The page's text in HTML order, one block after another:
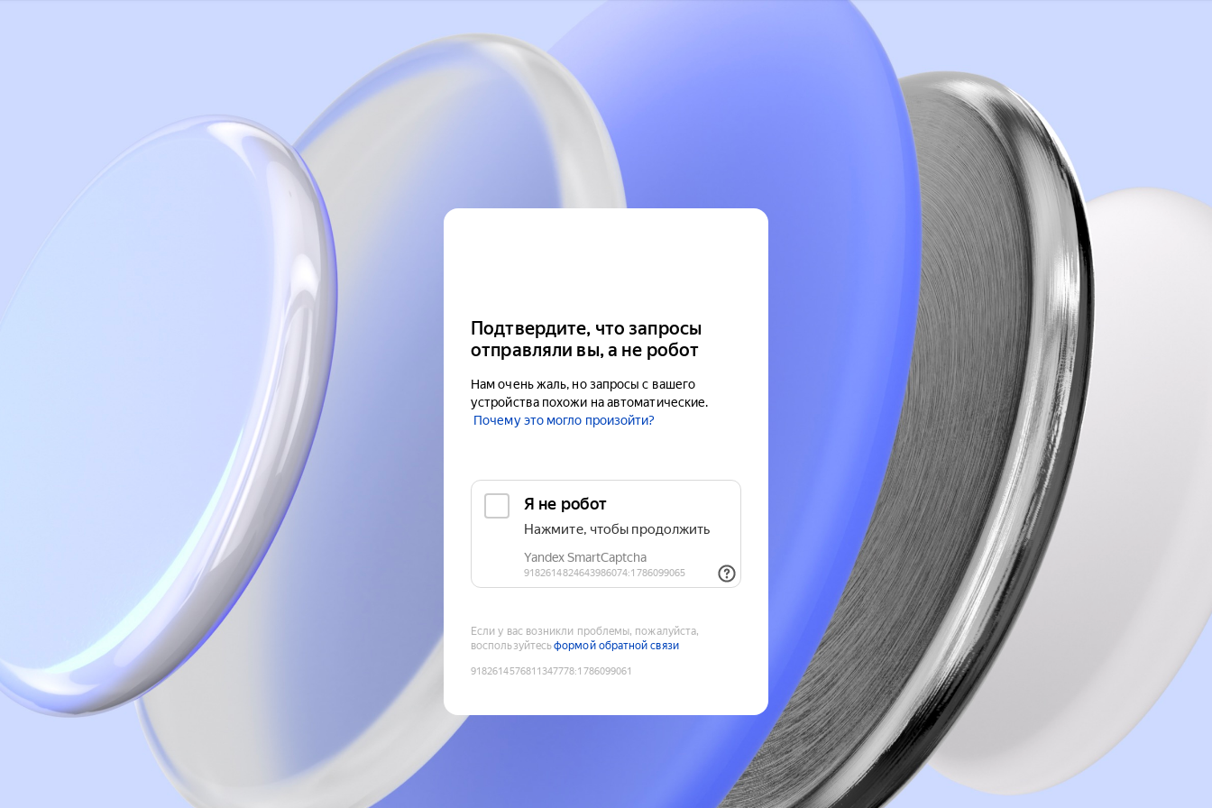
Подтвердите, что запросы
отправляли вы, а не робот
Нам очень жаль, но запросы с вашего
устройства похожи на автоматические.
Почему это могло произойти?
Если у вас возникли проблемы, пожалуйста,
воспользуйтесьформой обратной связи
9182614576811347778:1786099061